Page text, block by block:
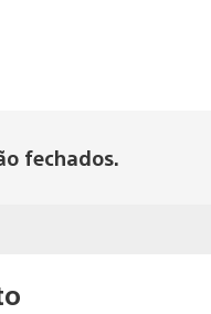
fechados.